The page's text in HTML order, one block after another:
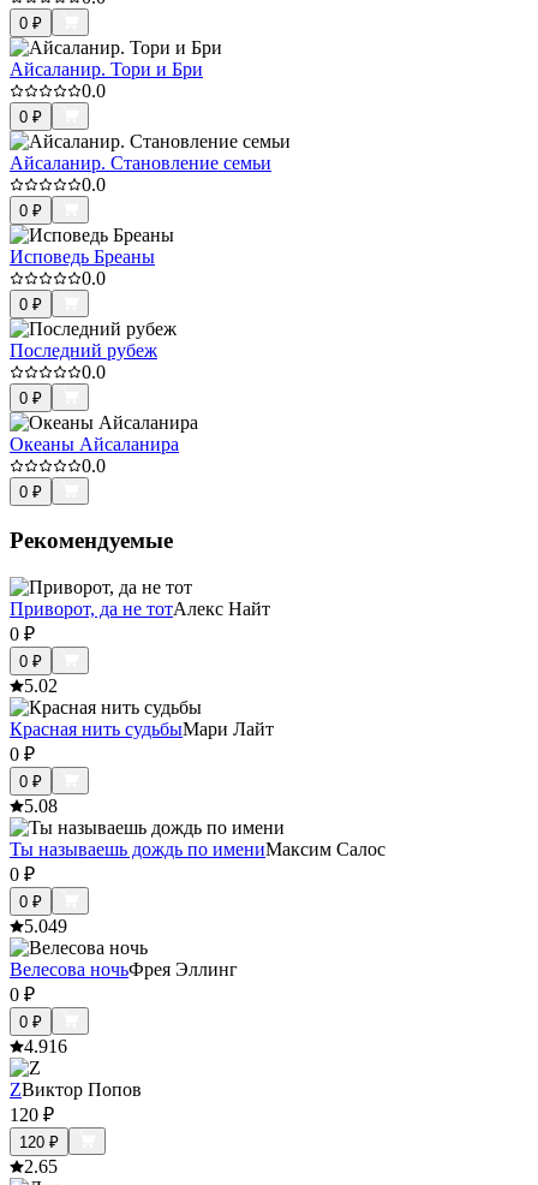
0 ₽
Айсаланир. Тори и Бри
0.0
0 ₽
Айсаланир. Становление семьи
0.0
0 ₽
Исповедь Бреаны
0.0
0 ₽
Последний рубеж
0.0
0 ₽
Океаны Айсаланира
0.0
0 ₽
Рекомендуемые
Приворот, да не тотАлекс Найт
0 ₽
0 ₽
5.02
Красная нить судьбыМари Лайт
0 ₽
0 ₽
5.08
Ты называешь дождь по имениМаксим Салос
0 ₽
0 ₽
5.049
Велесова ночьФрея Эллинг
0 ₽
0 ₽
4.916
ZВиктор Попов
120 ₽
120 ₽
2.65